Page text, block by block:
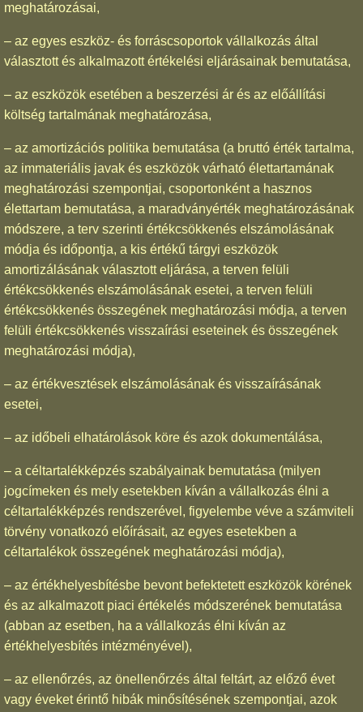
meghatározásai,
– az egyes eszköz- és forráscsoportok vállalkozás által
választott és alkalmazott értékelési eljárásainak bemutatása,
– az eszközök esetében a beszerzési ár és az előállítási
költség tartalmának meghatározása,
– az amortizációs politika bemutatása (a bruttó érték tartalma,
az immateriális javak és eszközök várható élettartamának
meghatározási szempontjai, csoportonként a hasznos
élettartam bemutatása, a maradványérték meghatározásának
módszere, a terv szerinti értékcsökkenés elszámolásának
módja és időpontja, a kis értékű tárgyi eszközök
amortizálásának választott eljárása, a terven felüli
értékcsökkenés elszámolásának esetei, a terven felüli
értékcsökkenés összegének meghatározási módja, a terven
felüli értékcsökkenés visszaírási eseteinek és összegének
meghatározási módja),
– az értékvesztések elszámolásának és visszaírásának
esetei,
– az időbeli elhatárolások köre és azok dokumentálása,
– a céltartalékképzés szabályainak bemutatása (milyen
jogcímeken és mely esetekben kíván a vállalkozás élni a
céltartalékképzés rendszerével, figyelembe véve a számviteli
törvény vonatkozó előírásait, az egyes esetekben a
céltartalékok összegének meghatározási módja),
– az értékhelyesbítésbe bevont befektetett eszközök körének
és az alkalmazott piaci értékelés módszerének bemutatása
(abban az esetben, ha a vállalkozás élni kíván az
értékhelyesbítés intézményével),
– az ellenőrzés, az önellenőrzés által feltárt, az előző évet
vagy éveket érintő hibák minősítésének szempontjai, azok